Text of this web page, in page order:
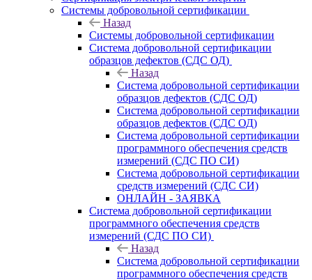
Системы добровольной сертификации
Назад
Системы добровольной сертификации
Система добровольной сертификации
образцов дефектов (СДС ОД)
Назад
Система добровольной сертификации
образцов дефектов (СДС ОД)
Система добровольной сертификации
образцов дефектов (СДС ОД)
Система добровольной сертификации
программного обеспечения средств
измерений (СДС ПО СИ)
Система добровольной сертификации
средств измерений (СДС СИ)
ОНЛАЙН - ЗАЯВКА
Система добровольной сертификации
программного обеспечения средств
измерений (СДС ПО СИ)
Назад
Система добровольной сертификации
программного обеспечения средств